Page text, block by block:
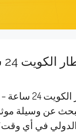
24 ساعة
تاكسي المطار
هل تبحث عن
في أي